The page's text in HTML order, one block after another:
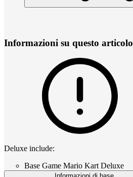
Informazioni su questo articolo
Deluxe include:
Base Game Mario Kart Deluxe